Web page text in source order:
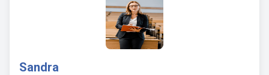
Sandra